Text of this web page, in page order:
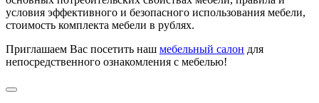
условия эффективного и безопасного использования мебели,
стоимость комплекта мебели в рублях.
Приглашаем Вас посетить наш мебельный салон для
непосредственного ознакомления с мебелью!